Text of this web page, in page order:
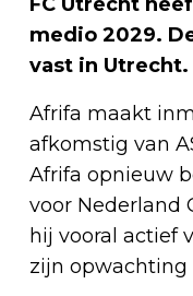
medio 2029.
vast in Utrecht.
Afrifa maakt
afkomstig van
Afrifa opnieuw
voor Nederland
hij vooral actief
zijn opwachting